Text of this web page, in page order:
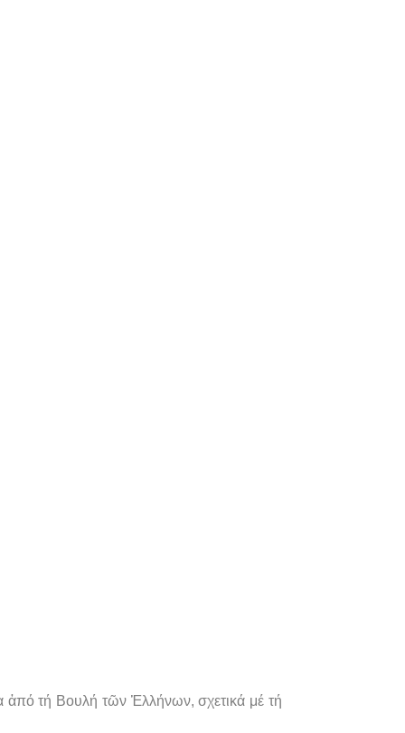
ἀπό τή Βουλή τῶν Ἑλλήνων, σχετικά μέ τή